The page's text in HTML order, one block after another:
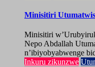
Minisitiri
Minisitiri
Nepo Abdallah
n’ibiyobyabwenge
Inkuru zikunzwe